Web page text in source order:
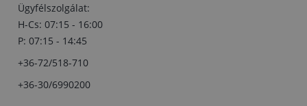
Ügyfélszolgálat:
H-Cs: 07:15 - 16:00
P: 07:15 - 14:45
+36-72/518-710
+36-30/6990200